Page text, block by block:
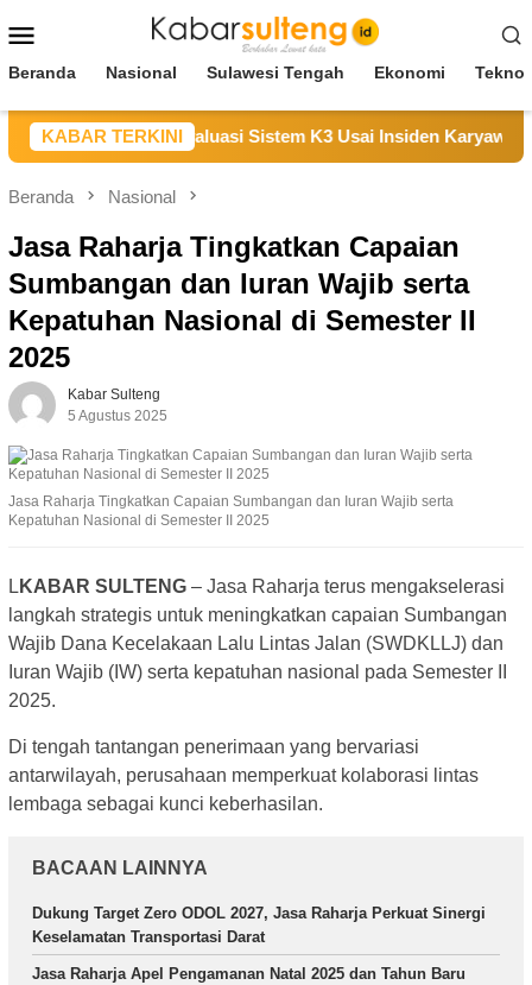
ke
Mobile
Beranda Nasional Sulawesi Tengah Ekonomi
KABAR TERKINI
Duka, Janji Evaluasi Sistem K3 Usai Insiden Karyawan di
Beranda Nasional
Jasa Raharja Tingkatkan Capaian
Sumbangan dan Iuran Wajib serta
Kepatuhan Nasional di Semester II
2025
Kabar Sulteng
5 Agustus 2025
Jasa Raharja Tingkatkan Capaian Sumbangan dan Iuran Wajib serta
Kepatuhan Nasional di Semester II 2025
L KABAR SULTENG – Jasa Raharja terus mengakselerasi
langkah strategis untuk meningkatkan capaian Sumbangan
Wajib Dana Kecelakaan Lalu Lintas Jalan (SWDKLLJ) dan
Iuran Wajib (IW) serta kepatuhan nasional pada Semester II
2025.
Di tengah tantangan penerimaan yang bervariasi
antarwilayah, perusahaan memperkuat kolaborasi lintas
lembaga sebagai kunci keberhasilan.
BACAAN LAINNYA
Dukung Target Zero ODOL 2027, Jasa Raharja Perkuat Sinergi
Keselamatan Transportasi Darat
Jasa Raharja Apel Pengamanan Natal 2025 dan Tahun Baru